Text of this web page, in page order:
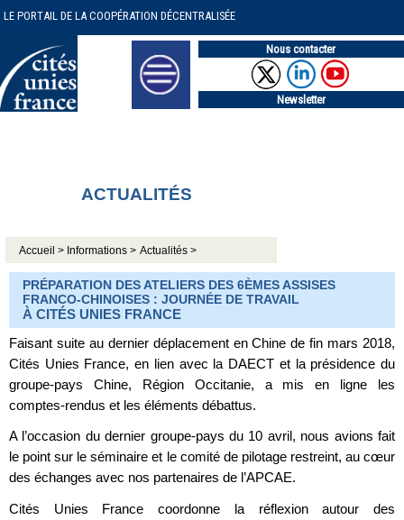
LE PORTAIL DE LA COOPÉRATION DÉCENTRALISÉE
Nous contacter
Newsletter
ACTUALITÉS
Accueil > Informations > Actualités >
PRÉPARATION DES ATELIERS DES 6ÈMES ASSISES
FRANCO-CHINOISES : JOURNÉE DE TRAVAIL
À CITÉS UNIES FRANCE
Faisant suite au dernier déplacement en Chine de fin mars 2018,
Cités Unies France, en lien avec la DAECT et la présidence du
groupe-pays Chine, Région Occitanie, a mis en ligne les
comptes-rendus et les éléments débattus.
A l’occasion du dernier groupe-pays du 10 avril, nous avions fait
le point sur le séminaire et le comité de pilotage restreint, au cœur
des échanges avec nos partenaires de l’APCAE.
Cités Unies France coordonne la réflexion autour des